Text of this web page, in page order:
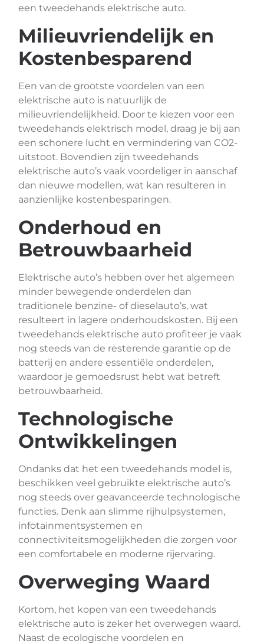
een tweedehands elektrische auto.
Milieuvriendelijk en
Kostenbesparend
Een van de grootste voordelen van een
elektrische auto is natuurlijk de
milieuvriendelijkheid. Door te kiezen voor een
tweedehands elektrisch model, draag je bij aan
een schonere lucht en vermindering van CO2-
uitstoot. Bovendien zijn tweedehands
elektrische auto’s vaak voordeliger in aanschaf
dan nieuwe modellen, wat kan resulteren in
aanzienlijke kostenbesparingen.
Onderhoud en
Betrouwbaarheid
Elektrische auto’s hebben over het algemeen
minder bewegende onderdelen dan
traditionele benzine- of dieselauto’s, wat
resulteert in lagere onderhoudskosten. Bij een
tweedehands elektrische auto profiteer je vaak
nog steeds van de resterende garantie op de
batterij en andere essentiële onderdelen,
waardoor je gemoedsrust hebt wat betreft
betrouwbaarheid.
Technologische
Ontwikkelingen
Ondanks dat het een tweedehands model is,
beschikken veel gebruikte elektrische auto’s
nog steeds over geavanceerde technologische
functies. Denk aan slimme rijhulpsystemen,
infotainmentsystemen en
connectiviteitsmogelijkheden die zorgen voor
een comfortabele en moderne rijervaring.
Overweging Waard
Kortom, het kopen van een tweedehands
elektrische auto is zeker het overwegen waard.
Naast de ecologische voordelen en